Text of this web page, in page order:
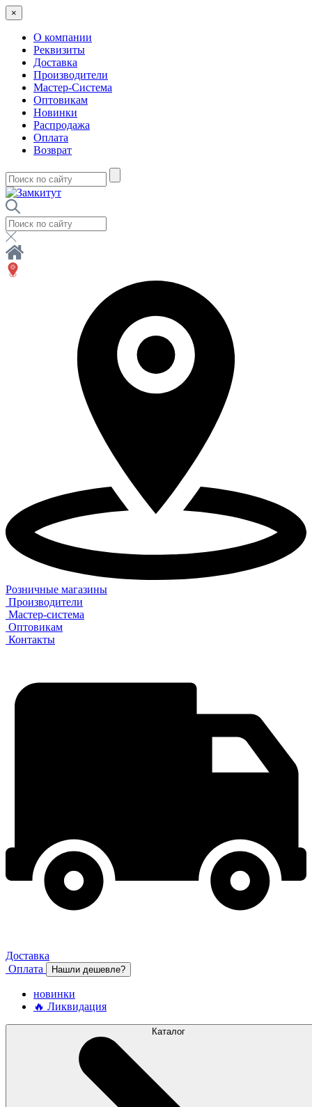
×
О компании
Реквизиты
Доставка
Производители
Мастер-Система
Оптовикам
Новинки
Распродажа
Оплата
Возврат
Розничные магазины
Производители
Мастер-система
Оптовикам
Контакты
Доставка
Оплата
Нашли дешевле?
новинки
🔥 Ликвидация
Каталог